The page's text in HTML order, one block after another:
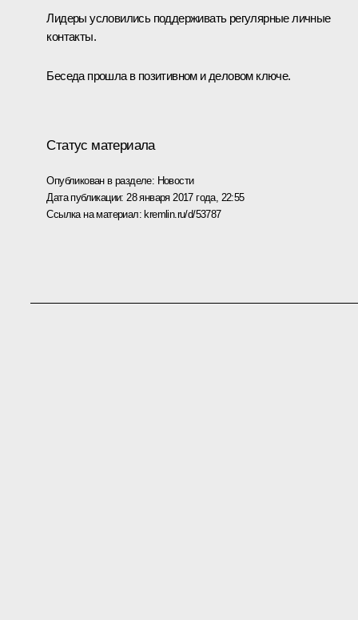
Лидеры условились поддерживать регулярные личные
контакты.
Беседа прошла в позитивном и деловом ключе.
Статус материала
Опубликован в разделе: Новости
Дата публикации: 28 января 2017 года, 22:55
Ссылка на материал: kremlin.ru/d/53787